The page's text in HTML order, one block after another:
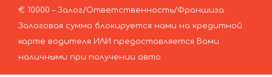
€ 10000 – Залог/Ответственность/Франшиза.
Залоговая сумма блокируется нами на кредитной
карте водителя ИЛИ предоставляется Вами
наличными при получении авто.